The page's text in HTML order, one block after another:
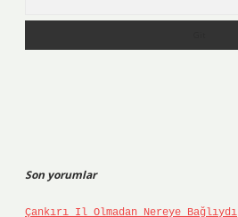
Son yorumlar
Çankırı Il Olmadan Nereye Bağlıydı